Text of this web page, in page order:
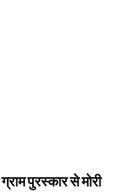
पुरस्कार से मोरी